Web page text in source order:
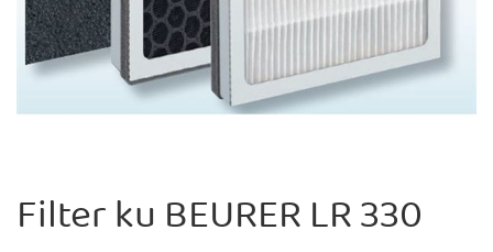
Filter ku BEURER LR 330